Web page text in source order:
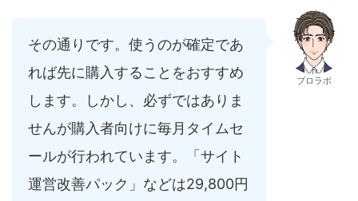
その通りです。使うのが確定であ
れば先に購入することをおすすめ
します。しかし、必ずではありま
せんが購入者向けに毎月タイムセ
ールが行われています。「サイト
運営改善パック」などは29,800円
ブロラボ